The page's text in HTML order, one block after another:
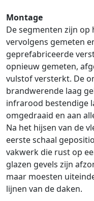
Montage
De segmenten zijn op
vervolgens gemeten
geprefabriceerde
opnieuw gemeten,
vulstof versterkt. De
brandwerende laag
infrarood bestendige
omgedraaid en aan
Na het hijsen van de
eerste schaal
vakwerk die rust op
glazen gevels zijn
maar moesten
lijnen van de daken.